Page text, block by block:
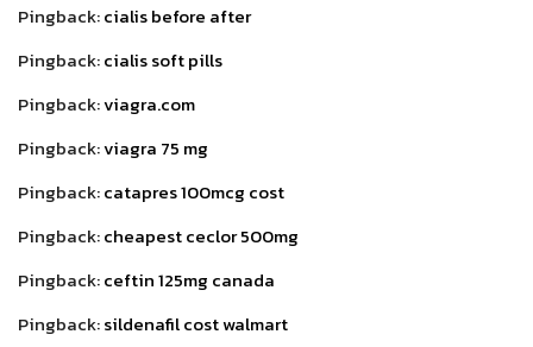
Pingback:cialis before after
Pingback:cialis soft pills
Pingback:viagra.com
Pingback:viagra 75 mg
Pingback:catapres 100mcg cost
Pingback:cheapest ceclor 500mg
Pingback:ceftin 125mg canada
Pingback:sildenafil cost walmart